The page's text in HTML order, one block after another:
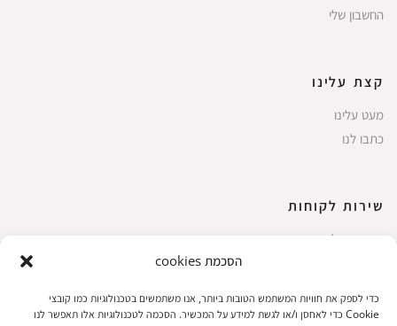
הסכמת cookies
כדי לספק את חוויות המשתמש הטובות ביותר, אנו משתמשים בטכנולוגיות כמו קובצי
Cookie כדי לאחסן ו/או לגשת למידע על המכשיר. הסכמה לטכנולוגיות אלו תאפשר לנו
החשבון שלי
קצת עלינו
מעט עלינו
כתבו לנו
שירות לקוחות
החשבון שלי
עגלת קניות